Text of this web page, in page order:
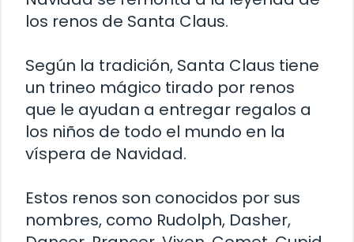
los renos de Santa Claus.
Según la tradición, Santa Claus tiene
un trineo mágico tirado por renos
que le ayudan a entregar regalos a
los niños de todo el mundo en la
víspera de Navidad.
Estos renos son conocidos por sus
nombres, como Rudolph, Dasher,